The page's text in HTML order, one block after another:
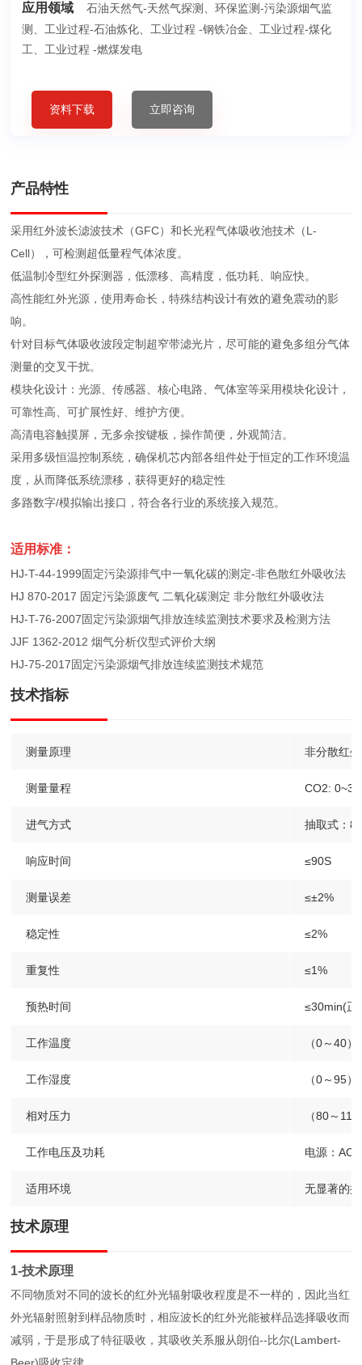
应用领域
石油天然气-天然气探测、环保监测-污染源烟气监
测、工业过程-石油炼化、工业过程 -钢铁冶金、工业过程-煤化
工、工业过程 -燃煤发电
资料下载 立即咨询
产品特性
采用红外波长滤波技术（GFC）和长光程气体吸收池技术（L-
Cell），可检测超低量程气体浓度。
低温制冷型红外探测器，低漂移、高精度，低功耗、响应快。
高性能红外光源，使用寿命长，特殊结构设计有效的避免震动的影
响。
针对目标气体吸收波段定制超窄带滤光片，尽可能的避免多组分气体
测量的交叉干扰。
模块化设计：光源、传感器、核心电路、气体室等采用模块化设计，
可靠性高、可扩展性好、维护方便。
高清电容触摸屏，无多余按键板，操作简便，外观简洁。
采用多级恒温控制系统，确保机芯内部各组件处于恒定的工作环境温
度，从而降低系统漂移，获得更好的稳定性
多路数字/模拟输出接口，符合各行业的系统接入规范。
适用标准：
HJ-T-44-1999固定污染源排气中一氧化碳的测定-非色散红外吸收法
HJ 870-2017 固定污染源废气 二氧化碳测定 非分散红外吸收法
HJ-T-76-2007固定污染源烟气排放连续监测技术要求及检测方法
JJF 1362-2012 烟气分析仪型式评价大纲
HJ-75-2017固定污染源烟气排放连续监测技术规范
技术指标
测量原理 非分散红
测量量程 CO2:
进气方式 抽取式：
响应时间 ≤90S
测量误差 ≤±2%
稳定性 ≤2%
重复性 ≤1%
预热时间 ≤30min(正
工作温度 （0～40
工作湿度 （0～95
相对压力 （80～
工作电压及功耗 电源：
适用环境 无显著的
技术原理
1-技术原理
不同物质对不同的波长的红外光辐射吸收程度是不一样的，因此当红
外光辐射照射到样品物质时，相应波长的红外光能被样品选择吸收而
减弱，于是形成了特征吸收，其吸收关系服从朗伯--比尔(Lambert-